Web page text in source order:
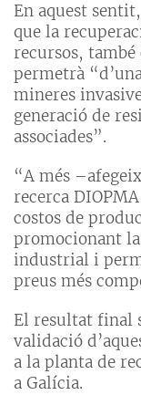
En aquest
que la
recursos,
permetrà
mineres
generació de
associades”.
“A més
recerca
costos de
promocionant
industrial i
preus més
El resultat final
validació
a la planta de
a Galícia.